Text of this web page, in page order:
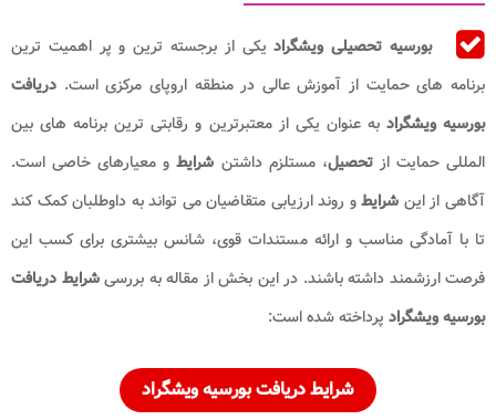
بورسیه تحصیلی ویشگرادیکی از برجسته ‌ترین و پر اهمیت‌ ترین
برنامه‌ های حمایت از آموزش عالی در منطقه اروپای مرکزی است. دریافت
بورسیه ویشگراد به عنوان یکی از معتبرترین و رقابتی ‌ترین برنامه‌ های بین‌
المللی حمایت ازتحصیل، مستلزم داشتن شرایطو معیارهای خاصی است.
آگاهی از این شرایطو روند ارزیابی متقاضیان می‌ تواند به داوطلبان کمک کند
تا با آمادگی مناسب و ارائه مستندات قوی، شانس بیشتری برای کسب این
فرصت ارزشمند داشته باشند. در این بخش از مقاله به بررسیشرایط دریافت
بورسیه ویشگراد پرداخته شده است:
شرایط دریافت بورسیه ویشگراد